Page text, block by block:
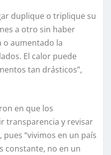
duplique o triplique su
a otro sin haber
o aumentado la
El calor puede
tan drásticos”,
en que los
transparencia y revisar
“vivimos en un país
constante, no en un